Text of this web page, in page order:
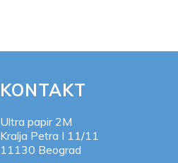
KONTAKT
Ultra papir 2M
Kralja Petra I 11/11
11130 Beograd